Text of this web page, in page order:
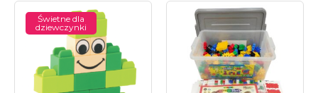
Świetne dla
dziewczynki